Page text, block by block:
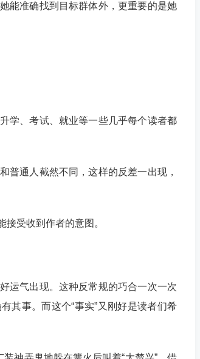
能准确找到目标群体外，更重要的是她
学、考试、就业等一些几乎每个读者都
普通人截然不同，这样的反差一出现，
受收到作者的意图。
运气出现。这种反常规的巧合一次一次
其事。而这个“事实”又刚好是读者们希